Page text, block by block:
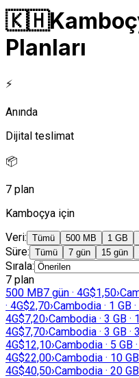
🇰🇭
Planları
⚡
Anında
Dijital teslimat
📦
7 plan
Kamboçya için
Veri: Tümü 500 MB 1 GB
Süre: Tümü 7 gün 15 gün
Sırala:
7 plan
500 MB7 gün · 4G$1,50›
· 4G$2,70›Cambodia · 1 GB
4G$7,20›Cambodia · 3 GB ·
4G$7,70›Cambodia · 3 GB ·
4G$12,10›Cambodia · 5 GB
4G$22,00›Cambodia · 10
4G$40,50›Cambodia · 20